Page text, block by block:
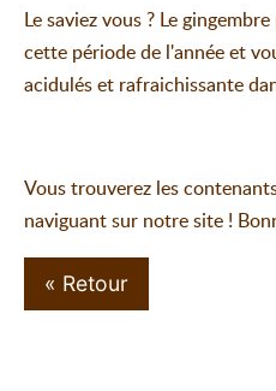
Le saviez vous ? Le
cette période de l'année et
acidulés et rafraichissante
Vous trouverez les
naviguant sur notre site !
« Retour